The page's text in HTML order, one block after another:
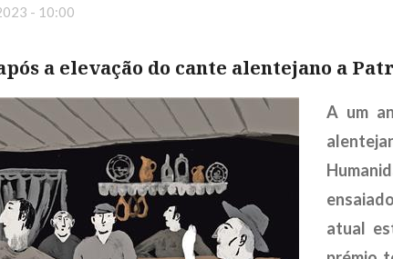
- 10:00
a elevação do cante alentejano a
A um
atual